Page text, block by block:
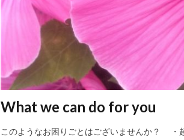
What we can do for you
このようなお困りごとはございませんか？ ・